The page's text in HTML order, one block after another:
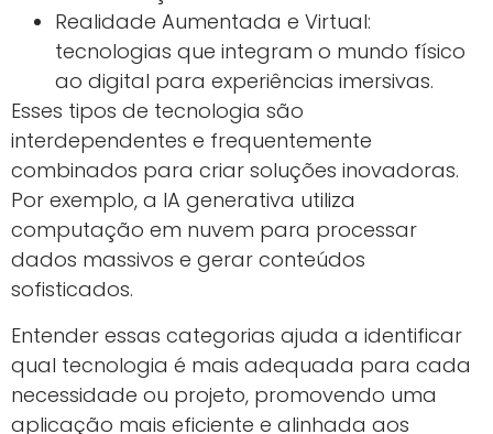
Realidade Aumentada e Virtual:
tecnologias que integram o mundo físico
ao digital para experiências imersivas.
Esses tipos de tecnologia são
interdependentes e frequentemente
combinados para criar soluções inovadoras.
Por exemplo, a IA generativa utiliza
computação em nuvem para processar
dados massivos e gerar conteúdos
sofisticados.
Entender essas categorias ajuda a identificar
qual tecnologia é mais adequada para cada
necessidade ou projeto, promovendo uma
aplicação mais eficiente e alinhada aos